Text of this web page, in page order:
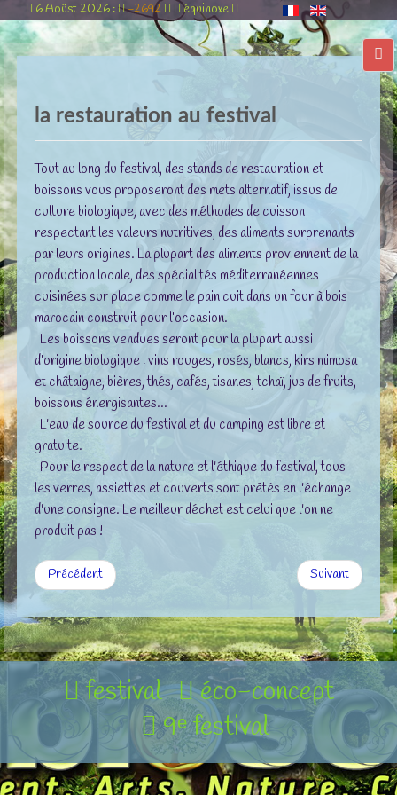
6 Aoûst 2026 : -2692 équinoxe
la restauration au festival
Tout au long du festival, des stands de restauration et
boissons vous proposeront des mets alternatif, issus de
culture biologique, avec des méthodes de cuisson
respectant les valeurs nutritives, des aliments surprenants
par leurs origines. La plupart des aliments proviennent de la
production locale, des spécialités méditerranéennes
cuisinées sur place comme le pain cuit dans un four à bois
marocain construit pour l’occasion.
Les boissons vendues seront pour la plupart aussi
d’origine biologique : vins rouges, rosés, blancs, kirs mimosa
et châtaigne, bières, thés, cafés, tisanes, tchaï, jus de fruits,
boissons énergisantes...
L'eau de source du festival et du camping est libre et
gratuite.
Pour le respect de la nature et l'éthique du festival, tous
les verres, assiettes et couverts sont prêtés en l'échange
d'une consigne. Le meilleur déchet est celui que l'on ne
produit pas !
Précédent Suivant
festival
éco-concept
9ᵉ festival